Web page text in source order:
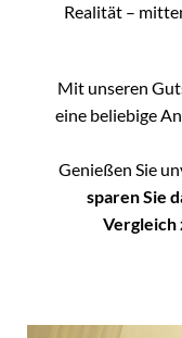
Realität –
Mit unseren
eine beliebige
Genießen Sie
sparen Sie
Vergleich